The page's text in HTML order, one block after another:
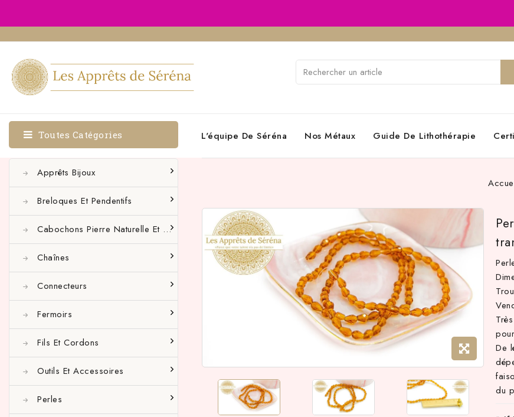
L'équipe De Séréna Nos Métaux Guide De Lithothérapie
Toutes Catégories
Apprêts Bijoux
Perles À Écraser Et
Terminaisons De
Rallonge
Breloques Et Pendentifs
Cabochons Pierre Naturelle Et Autres
Chaînes
Connecteurs
Connecteurs Bases
Fermoirs
Fils Et Cordons
Outils Et Accessoires
Perles
De
du